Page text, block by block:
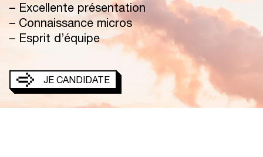
– Excellente présentation
– Connaissance micros
– Esprit d’équipe
JE CANDIDATE